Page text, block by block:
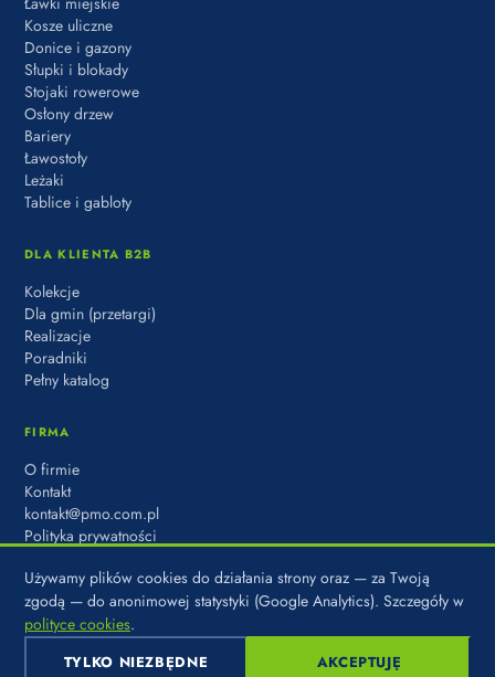
Kosze uliczne
Donice i gazony
Słupki i blokady
Stojaki rowerowe
Osłony drzew
Bariery
Ławostoły
Leżaki
Tablice i gabloty
DLA KLIENTA B2B
Kolekcje
Dla gmin (przetargi)
Realizacje
Poradniki
Pełny katalog
FIRMA
O firmie
Kontakt
kontakt@pmo.com.pl
Polityka prywatności
© 2026 PARK MIASTO OSIEDLE · MARKA DOMBAL SP. Z O.O. · UL.
POLITYKA PRYWATNOŚCI·COOKIES USTAWIENIA COOKIES
Używamy plików cookies do działania strony oraz — za Twoją
zgodą — do anonimowej statystyki (Google Analytics). Szczegóły w
polityce cookies.
TYLKO NIEZBĘDNE AKCEPTUJĘ